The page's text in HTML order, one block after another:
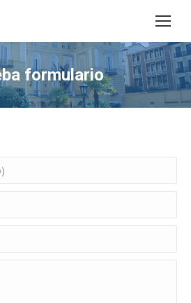
Buscar:
formulario
Estás aquí: